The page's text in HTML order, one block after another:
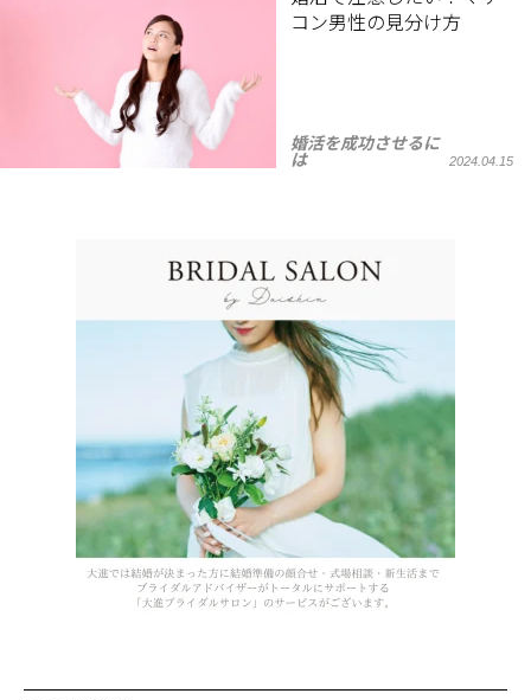
コン男性の見分け方
婚活を成功させるに
は
2024.04.15